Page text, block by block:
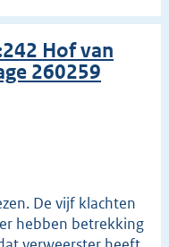
Hof van
260259
De vijf klachten
hebben betrekking